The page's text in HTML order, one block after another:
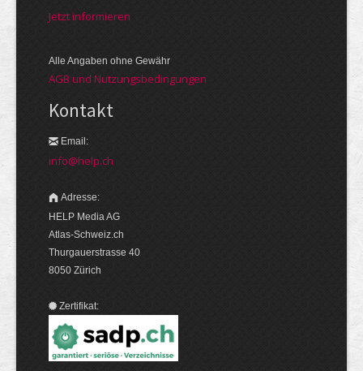
Jetzt informieren
Alle Angaben ohne Gewähr
AGB und Nutzungsbedingungen
Kontakt
Email:
info@help.ch
Adresse:
HELP Media AG
Atlas-Schweiz.ch
Thurgauerstrasse 40
8050 Zürich
Zertifikat: